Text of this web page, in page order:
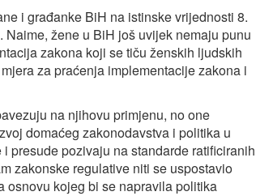
i građanke BiH na istinske vrijednosti 8.
žene u BiH još uvijek nemaju punu
zakona koji se tiču ženskih ljudskih
za praćenja implementacije zakona i
na njihovu primjenu, no one
domaćeg zakonodavstva i politika u
presude pozivaju na standarde ratificiranih
zakonske regulative niti se uspostavio
osnovu kojeg bi se napravila politika